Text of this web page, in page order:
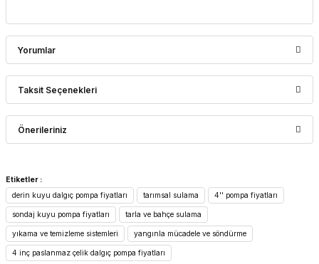
Yorumlar
Bu ürüne ilk yorumu siz yapın!
Taksit Seçenekleri
Önerileriniz
konularda yetersiz gördüğünüz noktaları öneri formunu
kullanarak tarafımıza iletebilirsiniz.
Görüş ve önerileriniz için teşekkür ederiz.
Ürün resmi kalitesiz, bozuk veya görüntülenemiyor.
Etiketler :
derin kuyu dalgıç pompa fiyatları
tarımsal sulama 4'' pompa fiyatları
sondaj kuyu pompa fiyatları tarla ve bahçe sulama
yıkama ve temizleme sistemleri yangınla mücadele ve söndürme
4 inç paslanmaz çelik dalgıç pompa fiyatları